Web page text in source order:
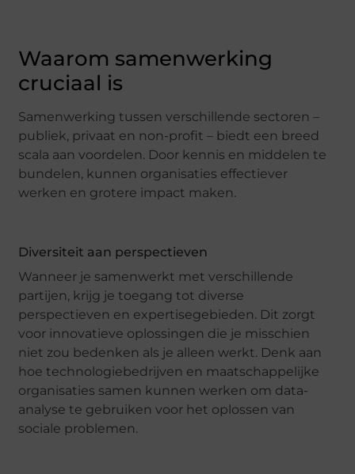
Waarom samenwerking
cruciaal is
Samenwerking tussen verschillende sectoren –
publiek, privaat en non-profit – biedt een breed
scala aan voordelen. Door kennis en middelen te
bundelen, kunnen organisaties effectiever
werken en grotere impact maken.
Diversiteit aan perspectieven
Wanneer je samenwerkt met verschillende
partijen, krijg je toegang tot diverse
perspectieven en expertisegebieden. Dit zorgt
voor innovatieve oplossingen die je misschien
niet zou bedenken als je alleen werkt. Denk aan
hoe technologiebedrijven en maatschappelijke
organisaties samen kunnen werken om data-
analyse te gebruiken voor het oplossen van
sociale problemen.